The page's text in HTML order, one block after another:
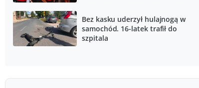
Bez kasku uderzył hulajnogą w
samochód. 16-latek trafił do
szpitala